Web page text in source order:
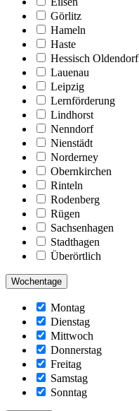
Görlitz
Hameln
Haste
Hessisch Oldendorf
Lauenau
Leipzig
Lernförderung
Lindhorst
Nenndorf
Nienstädt
Norderney
Obernkirchen
Rinteln
Rodenberg
Rügen
Sachsenhagen
Stadthagen
Überörtlich
Wochentage
Montag
Dienstag
Mittwoch
Donnerstag
Freitag
Samstag
Sonntag